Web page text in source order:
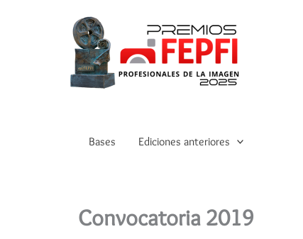
Bases Ediciones anteriores
Convocatoria 2019